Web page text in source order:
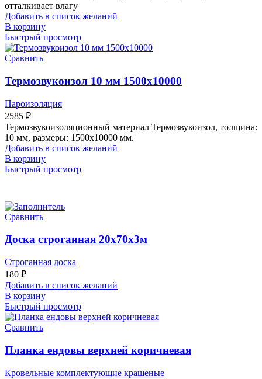
отталкивает влагу
Добавить в список желаний
В корзину
Быстрый просмотр
Сравнить
Термозвукоизол 10 мм 1500х10000
Пароизоляция
2585 ₽
Термозвукоизоляционный материал Термозвукоизол, толщина:
10 мм, размеры: 1500х10000 мм.
Добавить в список желаний
В корзину
Быстрый просмотр
Сравнить
Доска строганная 20х70х3м
Строганная доска
180 ₽
Добавить в список желаний
В корзину
Быстрый просмотр
Сравнить
Планка ендовы верхней коричневая
Кровельные комплектующие крашеные